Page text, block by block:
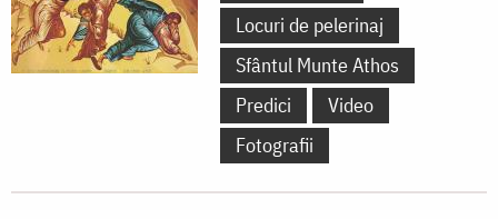
Locuri de pelerinaj
Sfântul Munte Athos
Predici
Video
Fotografii